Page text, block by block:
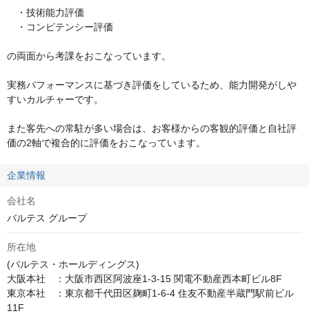
・技術能力評価
・コンピテンシー評価
の両面から考課をおこなっています。
実務パフォーマンスに基づき評価をしているため、能力開発がしや
すいカルチャーです。
また客先への常駐が多い場合は、お客様からの客観的評価と自社評
価の2軸で複合的に評価をおこなっています。
企業情報
会社名
バルテス グループ
所在地
(バルテス・ホールディングス)
大阪本社　：大阪市西区阿波座1-3-15 関電不動産西本町ビル8F
東京本社　：東京都千代田区麹町1-6-4 住友不動産半蔵門駅前ビル
11F